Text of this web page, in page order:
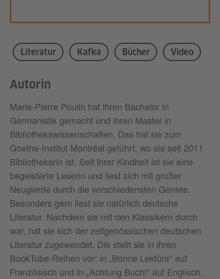
Literatur Kafka Bücher Video
Autorin
Marie-Pierre Poulin hat ihren Bachelor in
Germanistik gemacht und ihren Master in
Bibliothekswissenschaften. Das hat sie zum
Goethe-Institut Montréal geführt, wo sie seit 2011
Bibliothekarin ist. Seit ihrer Kindheit ist sie eine
begeisterte Leserin und liest sich mit großer
Neugierde durch die verschiedensten Genres.
Besonders gern liest sie natürlich deutsche
Literatur. Nachdem sie mit den Klassikern durch
war, hat sie sich der zeitgenössischen deutschen
Literatur zugewendet. Die stellt sie in ihren
BookTube-Reihen vor: in „Bonne Lektüre“ auf
Französisch und in „Achtung Buch!“ auf Englisch.